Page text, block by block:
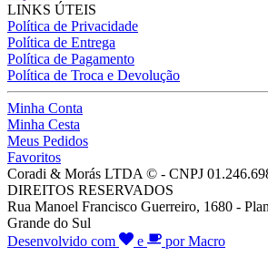
LINKS ÚTEIS
Política de Privacidade
Política de Entrega
Política de Pagamento
Política de Troca e Devolução
Minha Conta
Minha Cesta
Meus Pedidos
Favoritos
Coradi & Morás LTDA © - CNPJ
DIREITOS RESERVADOS
Rua Manoel Francisco Guerreiro, 1680 -
Grande do Sul
Desenvolvido com
e por Macro